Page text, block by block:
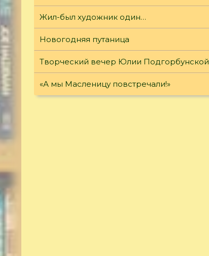
Жил-был художник один…
Новогодняя путаница
Творческий вечер Юлии Подгорбунской
«А мы Масленицу повстречали!»